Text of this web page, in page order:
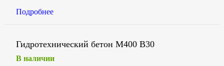
Подробнее
Гидротехнический бетон М400 В30
В наличии